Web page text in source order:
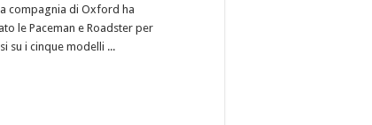
compagnia di Oxford ha
le Paceman e Roadster per
su i cinque modelli ...